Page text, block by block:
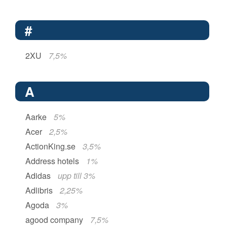
#
2XU 7,5%
A
Aarke
5%
Acer
2,5%
ActionKing.se
3,5%
Address hotels
1%
Adidas
upp till 3%
Adlibris
2,25%
Agoda
3%
agood company
7,5%